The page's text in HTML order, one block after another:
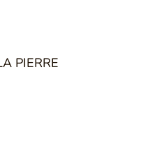
PIERRE